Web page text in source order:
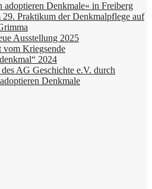
adoptieren Denkmale« in Freiberg
Praktikum der Denkmalpflege auf
Ausstellung 2025
vom Kriegsende
2024
AG Geschichte e.V. durch
Denkmale